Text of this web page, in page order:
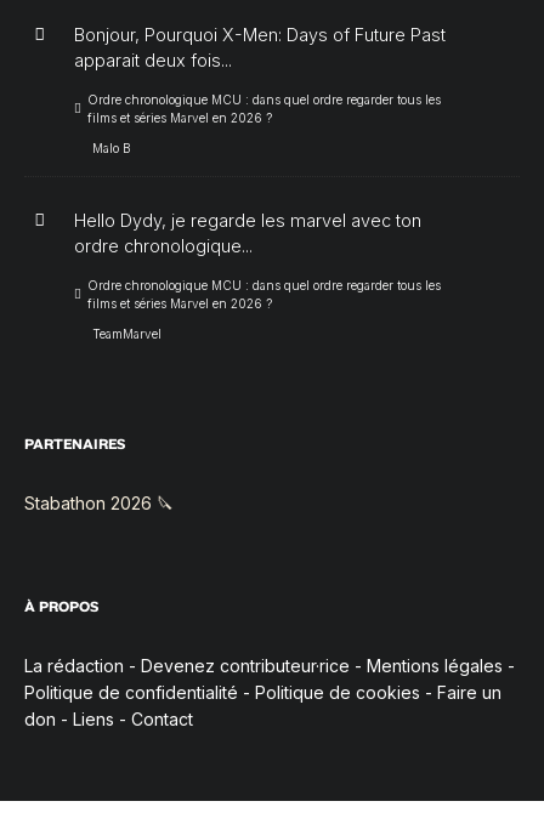
Bonjour, Pourquoi X-Men: Days of Future Past
apparait deux fois...
Ordre chronologique MCU : dans quel ordre regarder tous les
films et séries Marvel en 2026 ?
Malo B
Hello Dydy, je regarde les marvel avec ton
ordre chronologique...
Ordre chronologique MCU : dans quel ordre regarder tous les
films et séries Marvel en 2026 ?
TeamMarvel
PARTENAIRES
Stabathon 2026 🔪
À PROPOS
La rédaction - Devenez contributeur·rice - Mentions légales -
Politique de confidentialité - Politique de cookies - Faire un
don - Liens - Contact